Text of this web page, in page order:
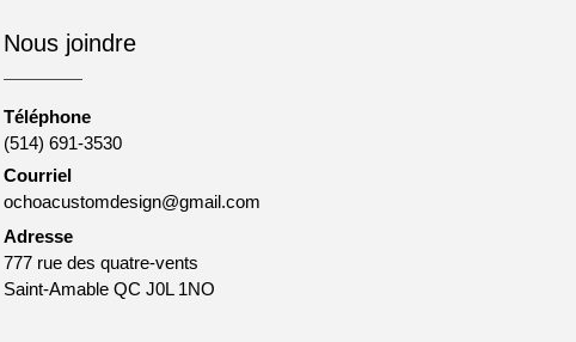
Nous joindre
Téléphone
(514) 691-3530
Courriel
ochoacustomdesign@gmail.com
Adresse
777 rue des quatre-vents
Saint-Amable QC J0L 1NO